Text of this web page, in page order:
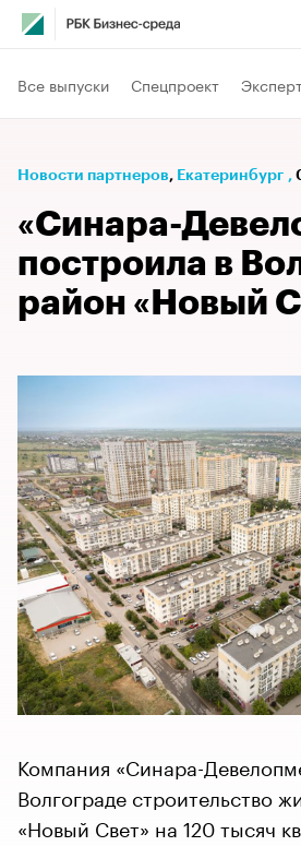
Все выпуски Спецпроект
Новости партнеров⁠, Екатеринбург ,
«Синара-
построила в
район «Новый
Компания «Синара-
Волгограде строительство
«Новый Свет» на 120 тысяч